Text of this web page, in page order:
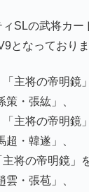
SLの武将カー
となっておりま
主将の帝明鏡
・張紘」、
主将の帝明鏡
・韓遂」、
将の帝明鏡」
・張苞」、